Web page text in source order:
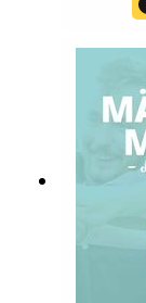
att
yngre
Lundh,